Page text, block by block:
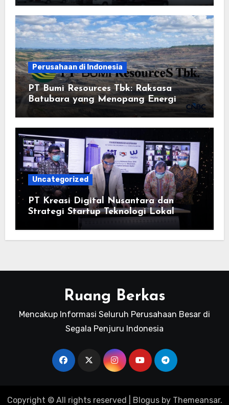
Perusahaan di Indonesia
PT Bumi Resources Tbk: Raksasa
Batubara yang Menopang Energi
Uncategorized
PT Kreasi Digital Nusantara dan
Strategi Startup Teknologi Lokal
Ruang Berkas
Mencakup Informasi Seluruh Perusahaan Besar di
Segala Penjuru Indonesia
Copyright © All rights reserved Blogusby Themeansar.